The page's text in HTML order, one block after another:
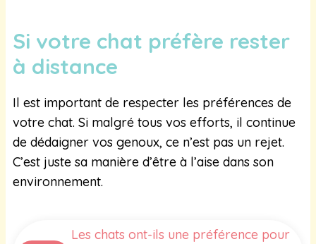
Si votre chat préfère rester
à distance
Il est important de respecter les préférences de
votre chat. Si malgré tous vos efforts, il continue
de dédaigner vos genoux, ce n’est pas un rejet.
C’est juste sa manière d’être à l’aise dans son
environnement.
Les chats ont-ils une préférence pour